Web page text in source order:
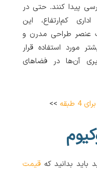
پیدا کنند. حتی در
کم‌ارتفاع، این
عنصر طراحی مدرن و
مورد استفاده قرار
آن‌ها در فضاهای
>>
باید بدانید کهقیمت